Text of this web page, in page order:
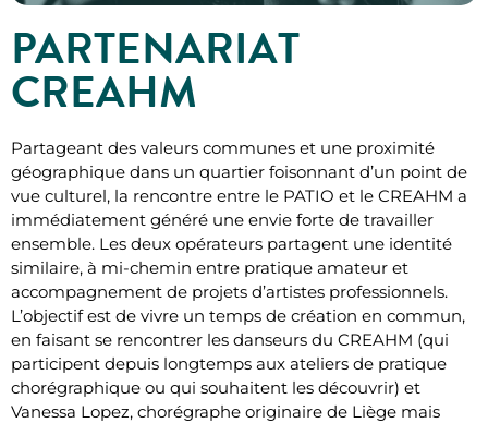
PARTENARIAT
CREAHM
Partageant des valeurs communes et une proximité
géographique dans un quartier foisonnant d’un point de
vue culturel, la rencontre entre le PATIO et le CREAHM a
immédiatement généré une envie forte de travailler
ensemble. Les deux opérateurs partagent une identité
similaire, à mi-chemin entre pratique amateur et
accompagnement de projets d’artistes professionnels.
L’objectif est de vivre un temps de création en commun,
en faisant se rencontrer les danseurs du CREAHM (qui
participent depuis longtemps aux ateliers de pratique
chorégraphique ou qui souhaitent les découvrir) et
Vanessa Lopez, chorégraphe originaire de Liège mais